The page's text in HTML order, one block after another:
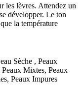
les lèvres. Attendez un
développer. Le ton
la température
Sèche , Peaux
Peaux Mixtes, Peaux
Peaux Impures